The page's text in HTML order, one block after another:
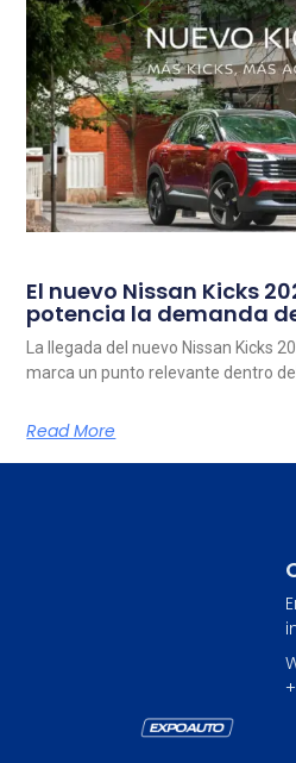
El nuevo Nissan Kicks
potencia la demanda
La llegada del nuevo Nissan Kicks
marca un punto relevante dentro
Read More